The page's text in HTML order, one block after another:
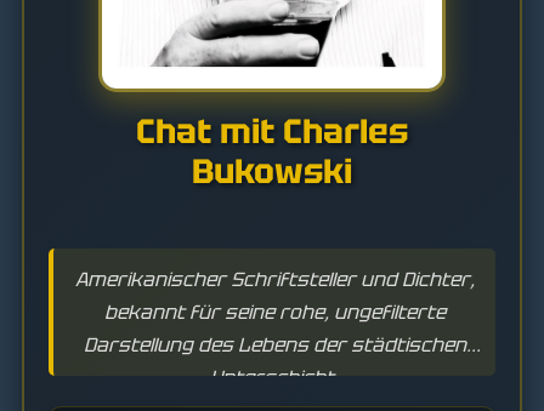
Chat mit Charles
Bukowski
Amerikanischer Schriftsteller und Dichter,
bekannt für seine rohe, ungefilterte
Darstellung des Lebens der städtischen
Unterschicht.